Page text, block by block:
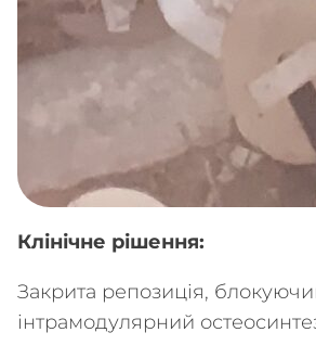
Клінічне рішення:
Закрита репозиція,
інтрамодулярний